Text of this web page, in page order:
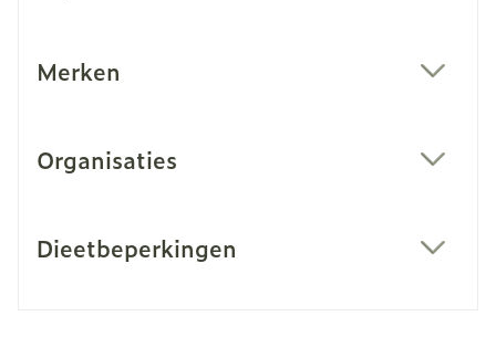
Merken
Organisaties
Dieetbeperkingen